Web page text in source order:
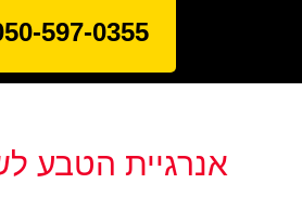
597-0355
אנרגיית הטבע